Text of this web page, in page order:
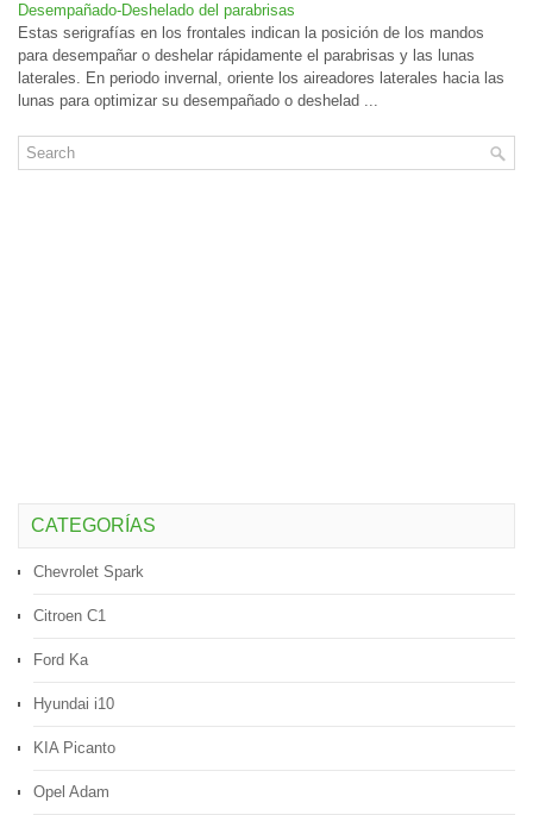
Desempañado-Deshelado del parabrisas
Estas serigrafías en los frontales indican la posición de los mandos
para desempañar o deshelar rápidamente el parabrisas y las lunas
laterales. En periodo invernal, oriente los aireadores laterales hacia las
lunas para optimizar su desempañado o deshelad ...
CATEGORÍAS
Chevrolet Spark
Citroen C1
Ford Ka
Hyundai i10
KIA Picanto
Opel Adam